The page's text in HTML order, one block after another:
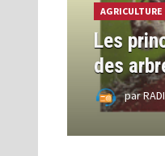
AGRICULTURE
Les
des
par